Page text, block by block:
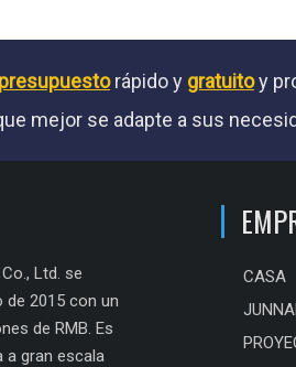
presupuestorápido y gratuitoy
mejor se adapte a sus
Ltd. se
de 2015 con un
de RMB. Es
a gran escala
CASA